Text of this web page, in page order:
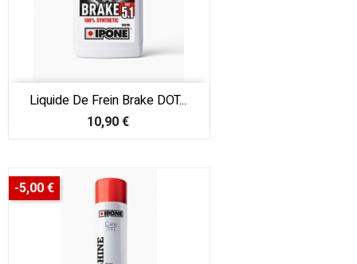
Liquide De Frein Brake DOT...
Prix
10,90 €
-5,00 €